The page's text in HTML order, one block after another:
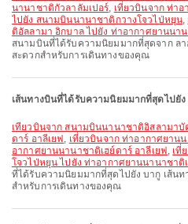
นานาชาติกัวลาลัมเปอร์, เที่ยวบินจาก ท่า
ไปยัง สนามบินนานาชาติกวางโจวไป่หยุน,
ติอัลลามา อิกบาล ไปยัง ท่าอากาศยานนาน
สนามบินที่ได้รับความนิยมมากที่สุดจาก ลา
สะดวกสำหรับการเดินทางของคุณ
เส้นทางบินที่ได้รับความนิยมมากที่สุดไปยัง
เที่ยวบินจาก สนามบินนานาชาติอิสลามาบัด ไปยัง ท่าอากาศยานนานาชาติเฮย์
ดาร์ อาลีเยฟ , เที่ยวบินจาก ท่าอากาศยาน
อากาศยานนานาชาติเฮย์ดาร์ อาลีเยฟ , เที่
โจวไป่หยุน ไปยัง ท่าอากาศยานนานาชาติ
ที่ได้รับความนิยมมากที่สุดไปยัง บากู เส้นท
สำหรับการเดินทางของคุณ